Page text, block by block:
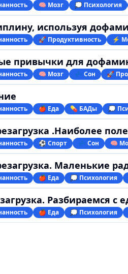
🧠 Мозг 💭 Психология
используя
🚀 Продуктивность ⚡️
привычки для
🧠 Мозг 💤 Сон 🚀
🍎 Еда 💊 БАДы 💭
.Наиболее полезные
⚽️ Спорт 💤 Сон 🧠
Маленькие
🍎 Еда 💭 Психология
Разбираемся с
🍎 Еда 💭 Психология